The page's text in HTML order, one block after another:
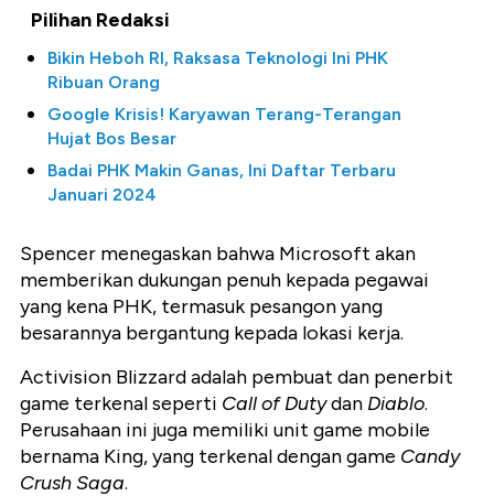
Pilihan Redaksi
Bikin Heboh RI, Raksasa Teknologi Ini PHK
Ribuan Orang
Google Krisis! Karyawan Terang-Terangan
Hujat Bos Besar
Badai PHK Makin Ganas, Ini Daftar Terbaru
Januari 2024
Spencer menegaskan bahwa Microsoft akan
memberikan dukungan penuh kepada pegawai
yang kena PHK, termasuk pesangon yang
besarannya bergantung kepada lokasi kerja.
Activision Blizzard adalah pembuat dan penerbit
game terkenal seperti Call of Dutydan Diablo.
Perusahaan ini juga memiliki unit game mobile
bernama King, yang terkenal dengan game Candy
Crush Saga.